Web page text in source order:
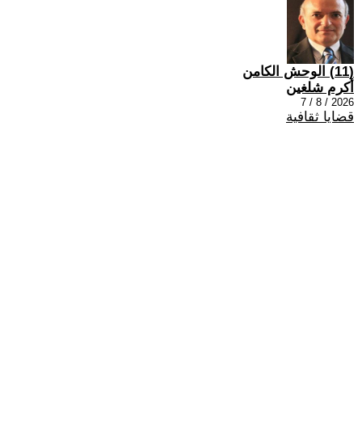
(11) الوحش الكامن
أكرم شلغين
2026 / 8 / 7
قضايا ثقافية